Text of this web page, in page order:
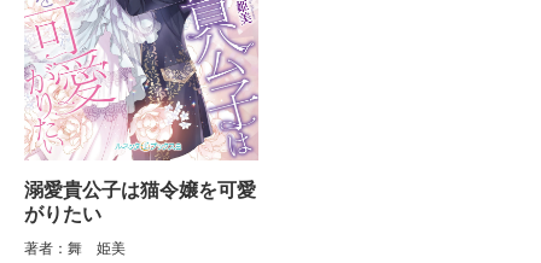
溺愛貴公子は猫令嬢を可愛
がりたい
著者：舞 姫美